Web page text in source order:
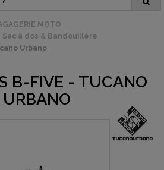
MOTO
Sac à dos & Bandouillère
Urbano
B-FIVE - TUCANO
URBANO